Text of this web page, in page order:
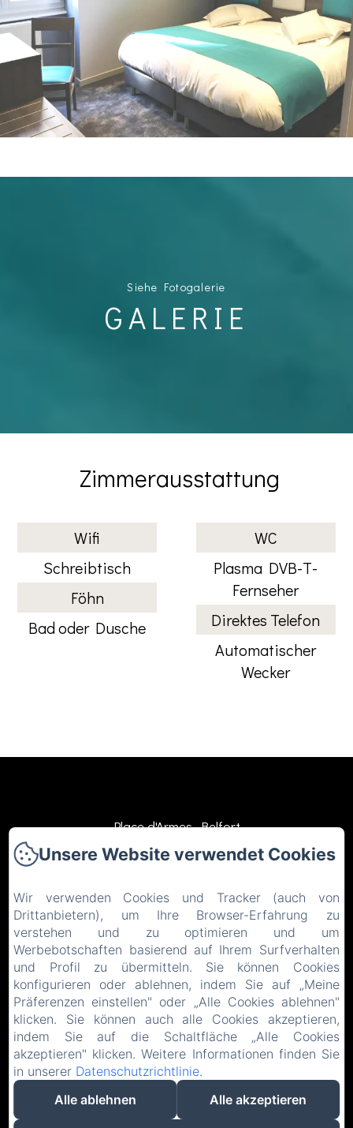
Siehe Fotogalerie
GALERIE
Zimmerausstattung
Wifi
Schreibtisch
Föhn
Bad oder Dusche
WC
Plasma DVB-T-
Fernseher
Direktes Telefon
Automatischer
Wecker
Place d'Armes, Belfort
Telefonnummer: 0384558888
contact@hotelsaintchristophe.com
Startseite
Unterkünfte
Restaurant
Kontakt
EN
FR ES IT DE ZH-CN
Unsere Website verwendet Cookies
Wir verwenden Cookies und Tracker (auch von
Drittanbietern), um Ihre Browser-Erfahrung zu
verstehen und zu optimieren und um
Werbebotschaften basierend auf Ihrem Surfverhalten
und Profil zu übermitteln. Sie können Cookies
konfigurieren oder ablehnen, indem Sie auf „Meine
Präferenzen einstellen" oder „Alle Cookies ablehnen"
klicken. Sie können auch alle Cookies akzeptieren,
indem Sie auf die Schaltfläche „Alle Cookies
akzeptieren" klicken. Weitere Informationen finden Sie
in unserer Datenschutzrichtlinie.
Alle ablehnen
Alle akzeptieren